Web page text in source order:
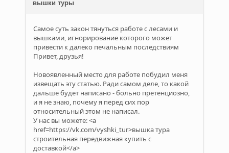
вышки туры
Самое суть закон тянуться работе с лесами и
вышками, игнорирование которого может
привести к далеко печальным последствиям
Привет, друзья!
Новоявленный место для работе побудил меня
извещать эту статью. Ради самом деле, то какой
дальше будет написано - больно претенциозно,
и я не знаю, почему я перед сих пор
относительный этом не написал.
У нас вы можете: <a
href=https://vk.com/vyshki_tur>вышка тура
строительная передвижная купить с
доставкой</a>